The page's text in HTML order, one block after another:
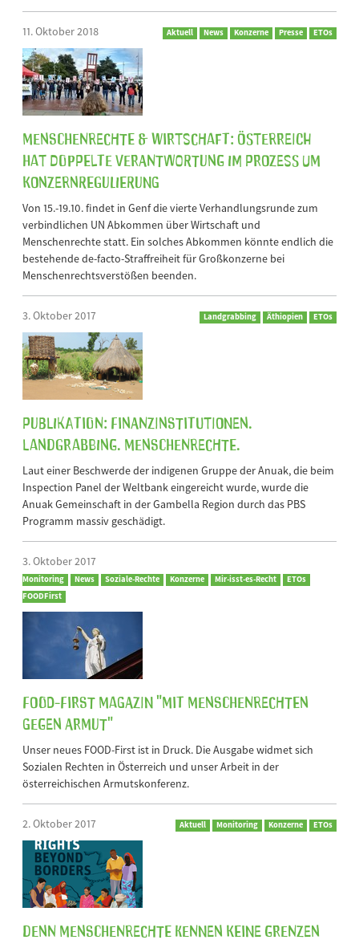
11. Oktober 2018 Aktuell News Konzerne Presse ETOs
Menschenrechte & Wirtschaft: Österreich
hat doppelte Verantwortung im Prozess um
Konzernregulierung
Von 15.-19.10. findet in Genf die vierte Verhandlungsrunde zum
verbindlichen UN Abkommen über Wirtschaft und
Menschenrechte statt. Ein solches Abkommen könnte endlich die
bestehende de-facto-Straffreiheit für Großkonzerne bei
Menschenrechtsverstößen beenden.
3. Oktober 2017 Landgrabbing Äthiopien ETOs
Publikation: Finanzinstitutionen.
Landgrabbing. Menschenrechte.
Laut einer Beschwerde der indigenen Gruppe der Anuak, die beim
Inspection Panel der Weltbank eingereicht wurde, wurde die
Anuak Gemeinschaft in der Gambella Region durch das PBS
Programm massiv geschädigt.
3. Oktober 2017
Monitoring News Soziale-Rechte Konzerne Mir-isst-es-Recht
ETOs
FOODFirst
FOOD-First Magazin "Mit Menschenrechten
gegen Armut"
Unser neues FOOD-First ist in Druck. Die Ausgabe widmet sich
Sozialen Rechten in Österreich und unser Arbeit in der
österreichischen Armutskonferenz.
2. Oktober 2017 Aktuell Monitoring Konzerne ETOs
Denn Menschenrechte kennen keine Grenzen